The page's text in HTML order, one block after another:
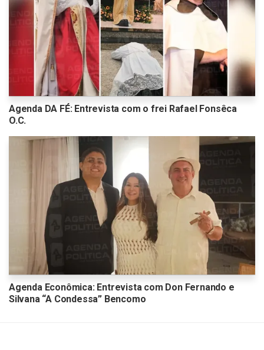
Agenda DA FÉ: Entrevista com o frei Rafael Fonsêca
O.C.
Agenda Econômica: Entrevista com Don Fernando e
Silvana “A Condessa” Bencomo